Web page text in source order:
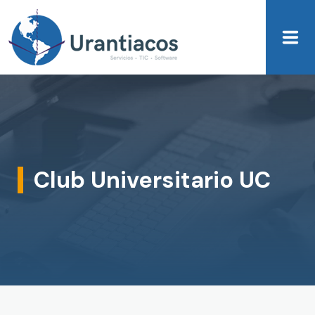
Skip to main content
Club Universitario UC